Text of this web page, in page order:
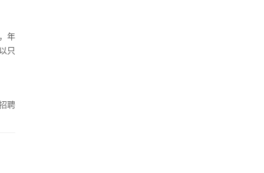
年
只
聘